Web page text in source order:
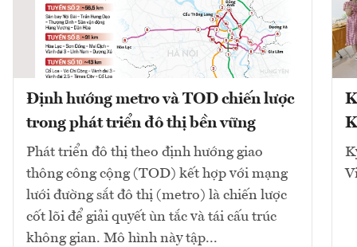
Định hướng metro và TOD chiến lược
trong phát triển đô thị bền vững
Phát triển đô thị theo định hướng giao
thông công cộng (TOD) kết hợp với mạng
lưới đường sắt đô thị (metro) là chiến lược
cốt lõi để giải quyết ùn tắc và tái cấu trúc
không gian. Mô hình này tập...